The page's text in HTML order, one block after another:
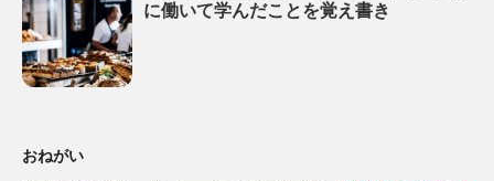
に働いて学んだことを覚え書き
おねがい